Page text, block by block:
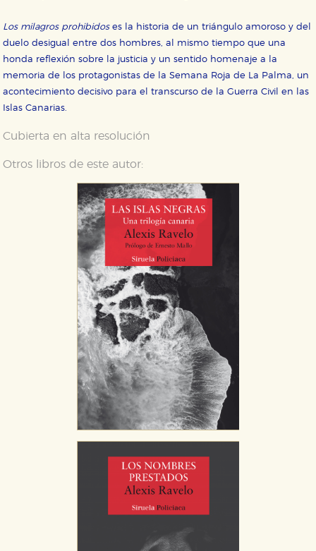
Los milagros prohibidoses la historia de un triángulo amoroso y del
duelo desigual entre dos hombres, al mismo tiempo que una
honda reflexión sobre la justicia y un sentido homenaje a la
memoria de los protagonistas de la Semana Roja de La Palma, un
acontecimiento decisivo para el transcurso de la Guerra Civil en las
Islas Canarias.
Cubierta en alta resolución
Otros libros de este autor: